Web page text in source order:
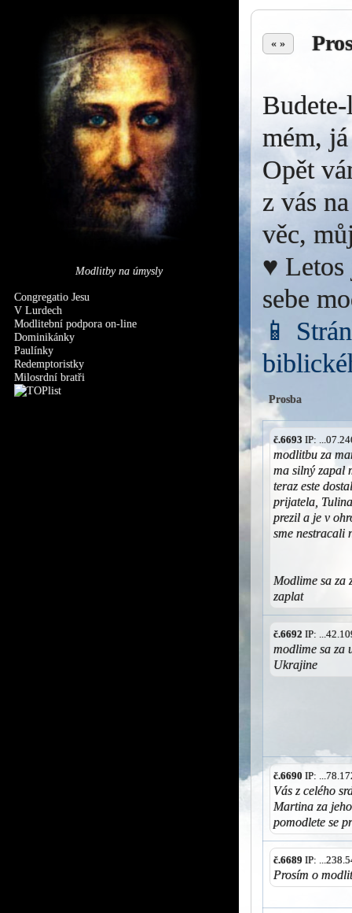
Modlitby na úmysly
Congregatio Jesu
V Lurdech
Modlitební podpora on-line
Dominikánky
Paulínky
Redemptoristky
Milosrdní bratři
« »
mém,
Opět
z vás
věc,
♥ Letos
sebe
📱
Prosba
č.6693 IP:
modlitbu za
ma silný zapal
teraz este
prijatela,
prezil a je v
sme nestracali
Modlime sa za
zaplat
č.6692 IP:
modlime sa za
Ukrajine
č.6690 IP:
Vás z celého
Martina za
pomodlete se
č.6689 IP:
Prosím o